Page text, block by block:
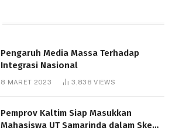
Pengaruh Media Massa Terhadap
Integrasi Nasional
8 MARET 2023 3,838VIEWS
Pemprov Kaltim Siap Masukkan
Mahasiswa UT Samarinda dalam Skema